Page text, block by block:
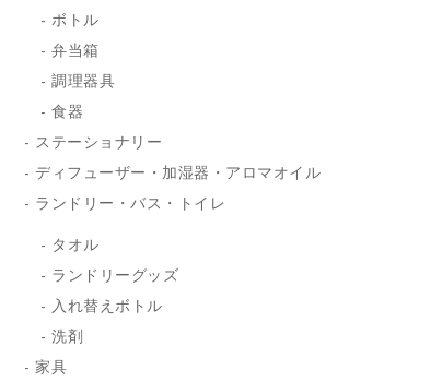
ボトル
弁当箱
調理器具
食器
ステーショナリー
ディフューザー・加湿器・アロマオイル
ランドリー・バス・トイレ
タオル
ランドリーグッズ
入れ替えボトル
洗剤
家具